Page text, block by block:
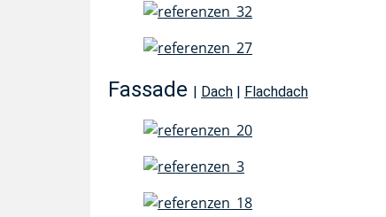
Fassade | Dach | Flachdach